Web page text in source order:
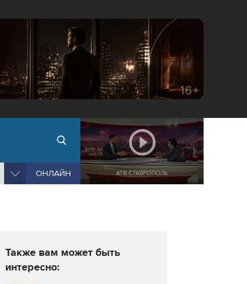
ОНЛАЙН АТВ СТАВРОПОЛЬ
Также вам может быть
интересно: